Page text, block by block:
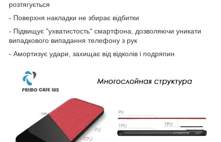
розтягується
- Поверхня накладки не збирає відбитки
- Підвищує "ухватистость" смартфона, дозволяючи уникати
випадкового випадання телефону з рук
- Амортизує удари, захищає від відколів і подряпин